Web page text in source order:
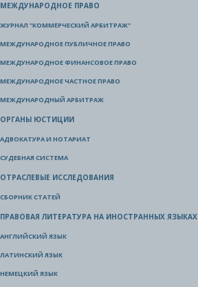
МЕЖДУНАРОДНОЕ ПРАВО
ЖУРНАЛ "КОММЕРЧЕСКИЙ АРБИТРАЖ"
МЕЖДУНАРОДНОЕ ПУБЛИЧНОЕ ПРАВО
МЕЖДУНАРОДНОЕ ФИНАНСОВОЕ ПРАВО
МЕЖДУНАРОДНОЕ ЧАСТНОЕ ПРАВО
МЕЖДУНАРОДНЫЙ АРБИТРАЖ
ОРГАНЫ ЮСТИЦИИ
АДВОКАТУРА И НОТАРИАТ
СУДЕБНАЯ СИСТЕМА
ОТРАСЛЕВЫЕ ИССЛЕДОВАНИЯ
СБОРНИК СТАТЕЙ
ПРАВОВАЯ ЛИТЕРАТУРА НА ИНОСТРАННЫХ ЯЗЫКАХ
АНГЛИЙСКИЙ ЯЗЫК
ЛАТИНСКИЙ ЯЗЫК
НЕМЕЦКИЙ ЯЗЫК